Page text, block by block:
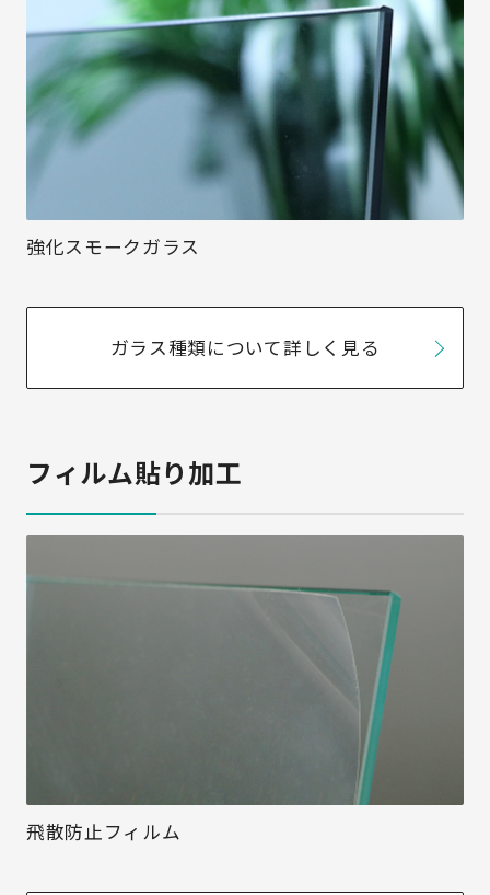
強化スモークガラス
ガラス種類について詳しく見る
フィルム貼り加工
飛散防止フィルム